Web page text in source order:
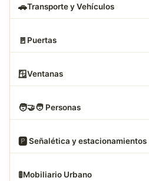
🚗Transporte y Vehículos
🚪 Puertas
🪟Ventanas
🧑‍🤝‍🧑 Personas
🅿️ Señalética y estacionamientos
🚦Mobiliario Urbano